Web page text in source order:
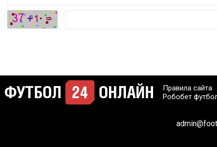
Правила сайта
Робобет